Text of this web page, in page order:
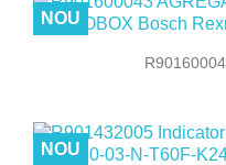
NOU
NOU